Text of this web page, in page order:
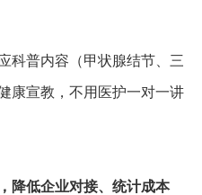
科普内容（甲状腺结节、三
康宣教，不用医护一对一讲
降低企业对接、统计成本